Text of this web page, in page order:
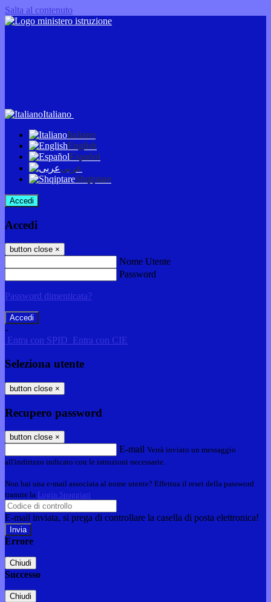
Salta al contenuto
Italiano
Italiano
English
Español
عربى
Shqiptare
Accedi
Accedi
button close ×
Nome Utente
Password
Password dimenticata?
-
Entra con SPID Entra con CIE
Seleziona utente
button close ×
Recupero password
button close ×
E-mail Verrà inviato un messaggio
all'indirizzo indicato con le istruzioni necessarie.
Non hai una e-mail associata al nome utente? Effettua il reset della password
tramite la Login Spaggiari
E-mail inviata, si prega di controllare la casella di posta elettronica!
Errore
Chiudi
Successo
Chiudi